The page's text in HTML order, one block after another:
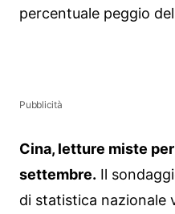
percentuale peggio
Pubblicità
Cina, letture miste
settembre. Il
di statistica nazionale